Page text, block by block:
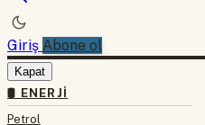
Giriş Abone ol
Kapat
🛢 ENERJI
Petrol